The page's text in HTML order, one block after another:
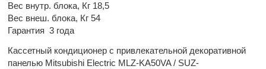
Вес внутр. блока, Кг 18,5
Вес внеш. блока, Кг 54
Гарантия 3 года
Кассетный кондиционер с привлекательной декоративной
панелью Mitsubishi Electric MLZ-KA50VA / SUZ-